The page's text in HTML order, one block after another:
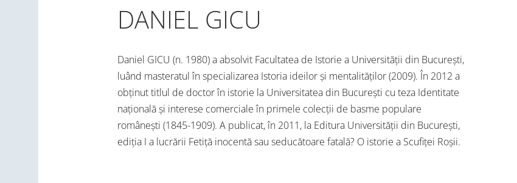
DANIEL GICU
Daniel GICU (n. 1980) a absolvit Facultatea de Istorie a Universității din București,
luând masteratul în specializarea Istoria ideilor și mentalităților (2009). În 2012 a
obținut titlul de doctor în istorie la Universitatea din București cu teza Identitate
națională și interese comerciale în primele colecții de basme populare
românești (1845-1909). A publicat, în 2011, la Editura Universității din București,
ediția I a lucrării Fetiță inocentă sau seducătoare fatală? O istorie a Scufiței Roșii.